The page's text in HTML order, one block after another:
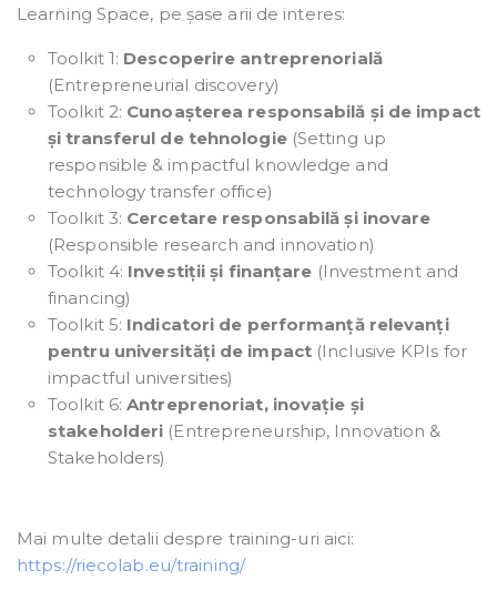
Learning Space, pe șase arii de interes:
Toolkit 1: Descoperire antreprenorială
(Entrepreneurial discovery)
Toolkit 2: Cunoașterea responsabilă și de impact
și transferul de tehnologie(Setting up
responsible & impactful knowledge and
technology transfer office)
Toolkit 3: Cercetare responsabilă și inovare
(Responsible research and innovation)
Toolkit 4: Investiții și finanțare (Investment and
financing)
Toolkit 5: Indicatori de performanță relevanți
pentru universități de impact(Inclusive KPIs for
impactful universities)
Toolkit 6:Antreprenoriat, inovație și
stakeholderi (Entrepreneurship, Innovation &
Stakeholders)
Mai multe detalii despre training-uri aici:
https://riecolab.eu/training/